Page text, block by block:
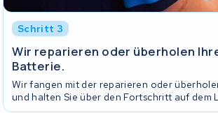
Schritt 3
Wir reparieren oder überholen
Batterie.
Wir fangen mit der reparieren oder
und halten Sie über den Fortschritt auf dem